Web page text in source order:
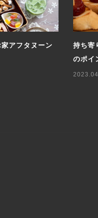
アフタヌーン
持ち寄
のポイ